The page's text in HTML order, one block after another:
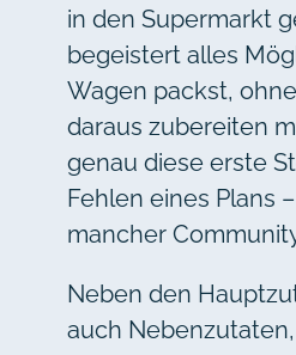
in den Supermarkt
begeistert alles
Wagen packst,
daraus zubereiten
genau diese erste
Fehlen eines Plans
mancher Community
Neben den
auch